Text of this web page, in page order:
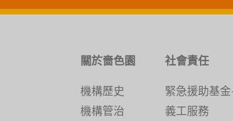
關於嗇色園
機構歷史
機構管治
社會責任
緊急援助基
義工服務